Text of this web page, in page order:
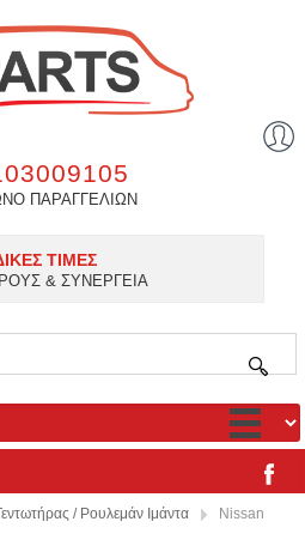
ΠΑΡΑΓΓΕΛΙΩΝ
ΤΙΜΕΣ
& ΣΥΝΕΡΓΕΙΑ
/ Ρουλεμάν Ιμάντα Nissan